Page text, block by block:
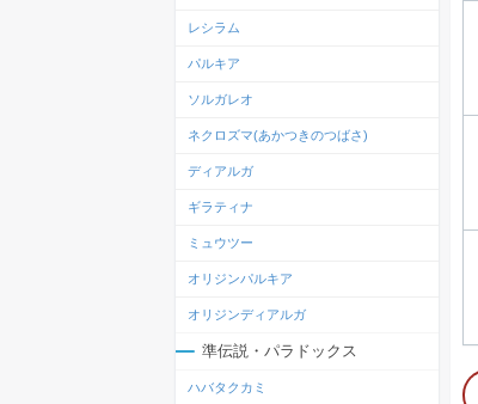
レシラム
パルキア
ソルガレオ
ネクロズマ(あかつきのつばさ)
ディアルガ
ギラティナ
ミュウツー
オリジンパルキア
オリジンディアルガ
準伝説・パラドックス
ハバタクカミ